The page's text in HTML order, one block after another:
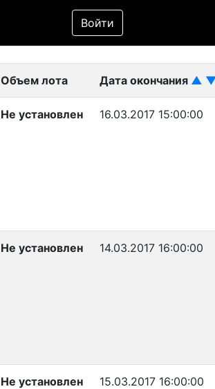
Войти
Фильтр
Объем лота Дата окончания ▲
Не установлен 16.03.2017 15:00:00
Не установлен 14.03.2017 16:00:00
Не установлен 15.03.2017 16:00:00